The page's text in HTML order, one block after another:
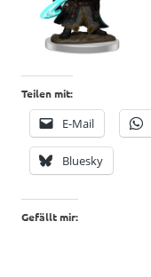
Teilen mit:
E-Mail
Bluesky
Gefällt mir: